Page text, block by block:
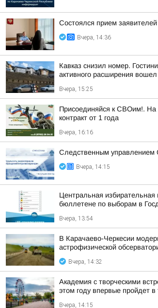
Состоялся прием
Вчера, 14:36
Кавказ снизил номер.
активного расширения
Вчера, 15:25
Присоединяйся к СВОим!. На
контракт от 1 года
Вчера, 16:16
Следственным управлением
Вчера, 14:15
Центральная
бюллетене по выборам в
Вчера, 13:54
В Карачаево-Черкесии
астрофизической
Вчера, 14:32
Академия с творческими
этом году впервые пройдет в
Вчера, 14:15